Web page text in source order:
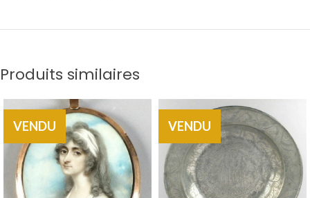
Produits similaires
VENDU VENDU